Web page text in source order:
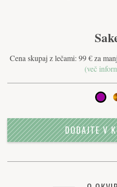
Cena skupaj z lečami: 99 € za
(več
DODAJTE V